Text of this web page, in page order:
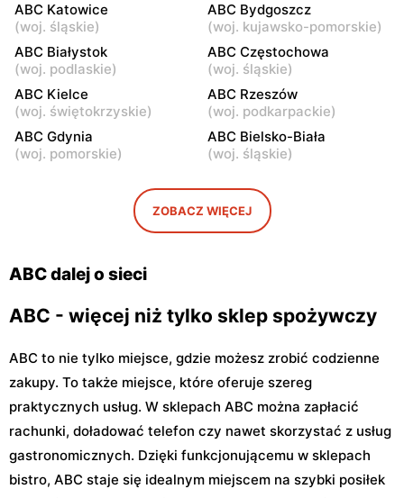
ABC
Warszawa, ul. Staniewicka
24
ABC
Warszawa, ul. Ludwika
Kickiego 12
ABC
Warszawa, ul. Grenadierów
2
ABC
Warszawa, ul. Jana
Kochanowskiego 39
Warszawa, ul. Andrzeja
Warszawa, ul. Samarytanka
3
Warszawa, ul. Sulejkowska
43
ABC Katowice
(woj. śląskie)
ABC Bydgoszcz
(woj. kujawsko-pomorskie)
ABC Białystok
(woj. podlaskie)
ABC Częstochowa
(woj. śląskie)
ABC Kielce
(woj. świętokrzyskie)
ABC Rzeszów
(woj. podkarpackie)
ABC Gdynia
(woj. pomorskie)
ABC Bielsko-Biała
(woj. śląskie)
ZOBACZ WIĘCEJ
ABC dalej o sieci
ABC - więcej niż tylko sklep spożywczy
ABC to nie tylko miejsce, gdzie możesz zrobić codzienne
zakupy. To także miejsce, które oferuje szereg
praktycznych usług. W sklepach ABC można zapłacić
rachunki, doładować telefon czy nawet skorzystać z usług
gastronomicznych. Dzięki funkcjonującemu w sklepach
bistro, ABC staje się idealnym miejscem na szybki posiłek